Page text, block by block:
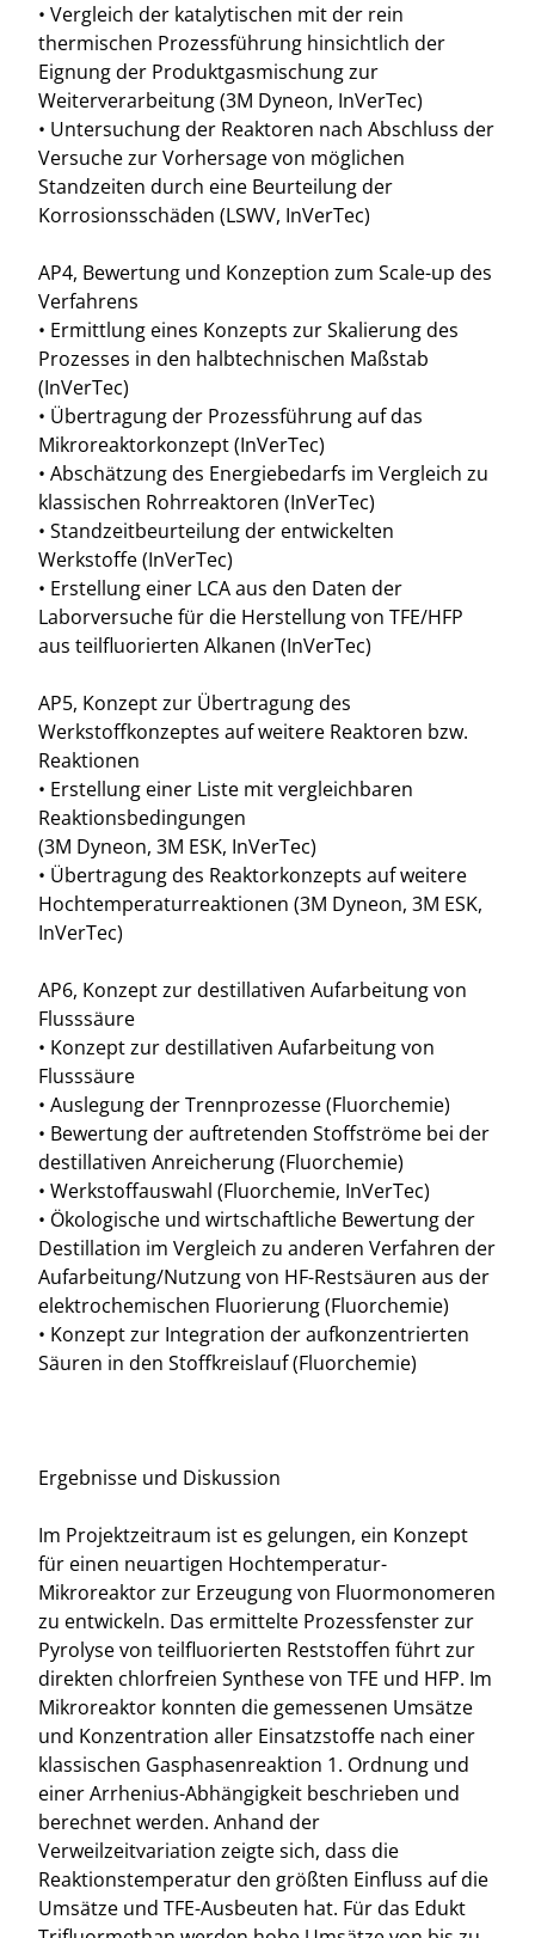
• Vergleich der katalytischen mit der rein
thermischen Prozessführung hinsichtlich der
Eignung der Produktgasmischung zur
Weiterverarbeitung (3M Dyneon, InVerTec)
• Untersuchung der Reaktoren nach Abschluss der
Versuche zur Vorhersage von möglichen
Standzeiten durch eine Beurteilung der
Korrosionsschäden (LSWV, InVerTec)
AP4, Bewertung und Konzeption zum Scale-up des
Verfahrens
• Ermittlung eines Konzepts zur Skalierung des
Prozesses in den halbtechnischen Maßstab
(InVerTec)
• Übertragung der Prozessführung auf das
Mikroreaktorkonzept (InVerTec)
• Abschätzung des Energiebedarfs im Vergleich zu
klassischen Rohrreaktoren (InVerTec)
• Standzeitbeurteilung der entwickelten
Werkstoffe (InVerTec)
• Erstellung einer LCA aus den Daten der
Laborversuche für die Herstellung von TFE/HFP
aus teilfluorierten Alkanen (InVerTec)
AP5, Konzept zur Übertragung des
Werkstoffkonzeptes auf weitere Reaktoren bzw.
Reaktionen
• Erstellung einer Liste mit vergleichbaren
Reaktionsbedingungen
(3M Dyneon, 3M ESK, InVerTec)
• Übertragung des Reaktorkonzepts auf weitere
Hochtemperaturreaktionen (3M Dyneon, 3M ESK,
InVerTec)
AP6, Konzept zur destillativen Aufarbeitung von
Flusssäure
• Konzept zur destillativen Aufarbeitung von
Flusssäure
• Auslegung der Trennprozesse (Fluorchemie)
• Bewertung der auftretenden Stoffströme bei der
destillativen Anreicherung (Fluorchemie)
• Werkstoffauswahl (Fluorchemie, InVerTec)
• Ökologische und wirtschaftliche Bewertung der
Destillation im Vergleich zu anderen Verfahren der
Aufarbeitung/Nutzung von HF-Restsäuren aus der
elektrochemischen Fluorierung (Fluorchemie)
• Konzept zur Integration der aufkonzentrierten
Säuren in den Stoffkreislauf (Fluorchemie)
Ergebnisse und Diskussion
Im Projektzeitraum ist es gelungen, ein Konzept
für einen neuartigen Hochtemperatur-
Mikroreaktor zur Erzeugung von Fluormonomeren
zu entwickeln. Das ermittelte Prozessfenster zur
Pyrolyse von teilfluorierten Reststoffen führt zur
direkten chlorfreien Synthese von TFE und HFP. Im
Mikroreaktor konnten die gemessenen Umsätze
und Konzentration aller Einsatzstoffe nach einer
klassischen Gasphasenreaktion 1. Ordnung und
einer Arrhenius-Abhängigkeit beschrieben und
berechnet werden. Anhand der
Verweilzeitvariation zeigte sich, dass die
Reaktionstemperatur den größten Einfluss auf die
Umsätze und TFE-Ausbeuten hat. Für das Edukt